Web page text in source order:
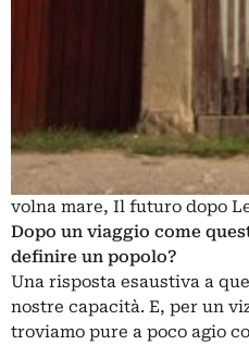
volna mare, Il futuro dopo
Dopo un viaggio come
definire un popolo?
Una risposta esaustiva a
nostre capacità. E, per un
troviamo pure a poco agio